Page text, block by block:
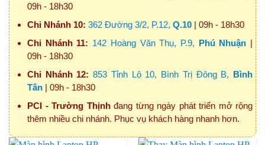
09h - 18h30
Chi Nhánh 10: 362 Đường 3/2, P.12, Q.10 | 09h - 18h30
Chi Nhánh 11: 142 Hoàng Văn Thụ, P.9, Phú Nhuận |
09h - 18h30
Chi Nhánh 12: 853 Tỉnh Lộ 10, Bình Trị Đông B, Bình
Tân | 09h - 18h30
PCI - Trường Thịnhđang từng ngày phát triển mở rộng
thêm nhiều chi nhánh. Phục vụ khách hàng nhanh hơn.